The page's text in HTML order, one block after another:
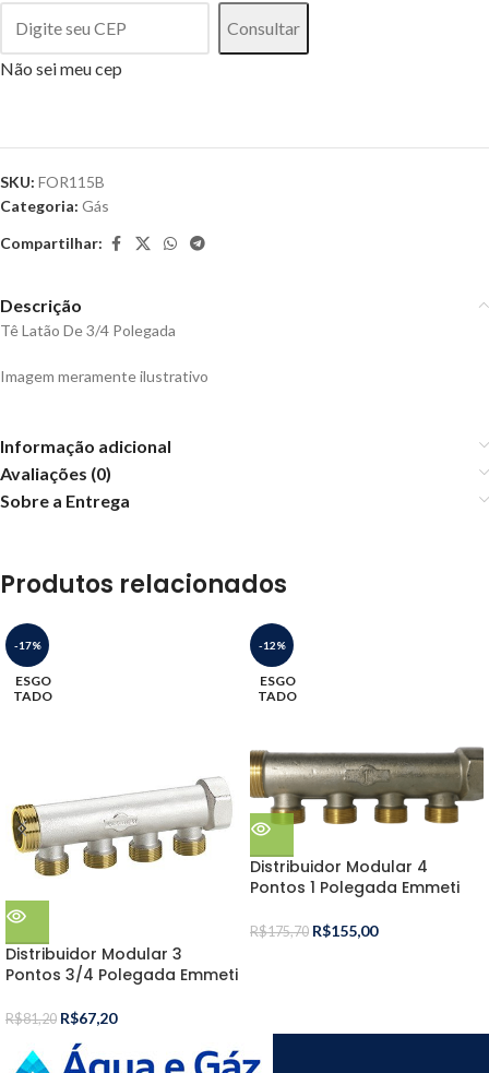
Consultar
Não sei meu cep
SKU: FOR115B
Categoria: Gás
Compartilhar:
Descrição
Tê Latão De 3/4 Polegada
Imagem meramente ilustrativo
Informação adicional
Avaliações (0)
Sobre a Entrega
Produtos relacionados
-17%
ESGO
TADO
Distribuidor Modular 3
Pontos 3/4 Polegada Emmeti
R$81,20 R$67,20
-12%
ESGO
TADO
Distribuidor Modular 4
Pontos 1 Polegada Emmeti
R$175,70 R$155,00